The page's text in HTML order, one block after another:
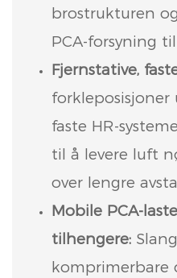
brostrukturen
PCA-forsyning
Fjernstative,
faste HR-
til å levere luft
over lengre
Mobile PCA-
tilhengere:
komprimerbare